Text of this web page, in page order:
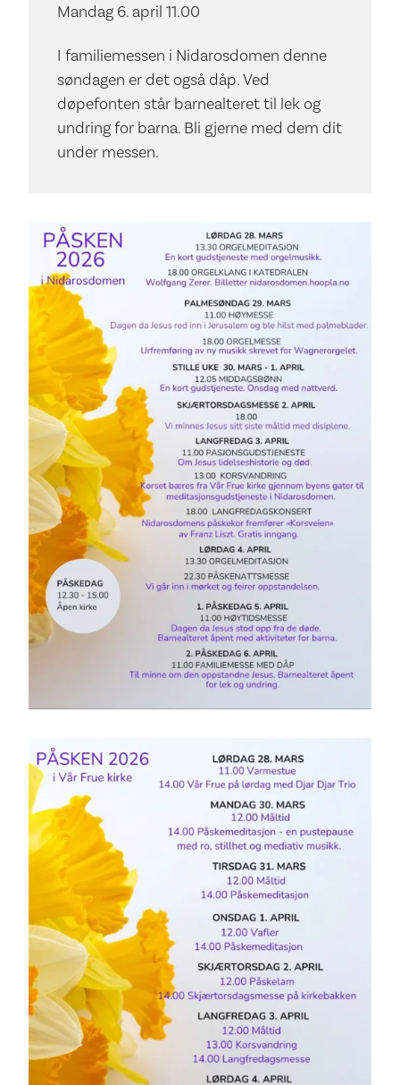
Mandag 6. april 11.00
I familiemessen i Nidarosdomen denne
søndagen er det også dåp. Ved
døpefonten står barnealteret til lek og
undring for barna. Bli gjerne med dem dit
under messen.